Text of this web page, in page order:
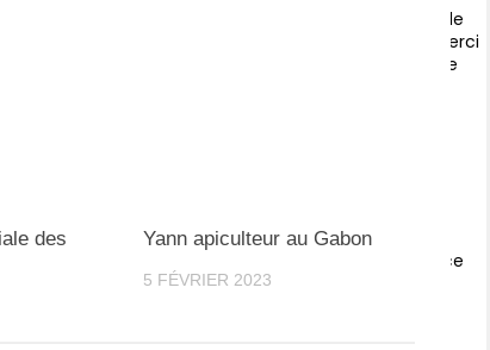
des
Yann apiculteur au Gabon
5 FÉVRIER 2023
frelons asiatiques et merci